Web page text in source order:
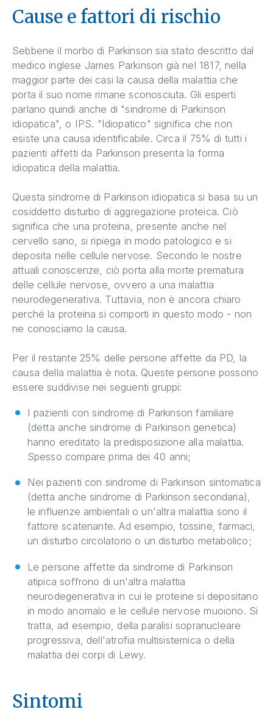
Cause e fattori di rischio
Sebbene il morbo di Parkinson sia stato descritto dal
medico inglese James Parkinson già nel 1817, nella
maggior parte dei casi la causa della malattia che
porta il suo nome rimane sconosciuta. Gli esperti
parlano quindi anche di "sindrome di Parkinson
idiopatica", o IPS. "Idiopatico" significa che non
esiste una causa identificabile. Circa il 75% di tutti i
pazienti affetti da Parkinson presenta la forma
idiopatica della malattia.
Questa sindrome di Parkinson idiopatica si basa su un
cosiddetto disturbo di aggregazione proteica. Ciò
significa che una proteina, presente anche nel
cervello sano, si ripiega in modo patologico e si
deposita nelle cellule nervose. Secondo le nostre
attuali conoscenze, ciò porta alla morte prematura
delle cellule nervose, ovvero a una malattia
neurodegenerativa. Tuttavia, non è ancora chiaro
perché la proteina si comporti in questo modo - non
ne conosciamo la causa.
Per il restante 25% delle persone affette da PD, la
causa della malattia è nota. Queste persone possono
essere suddivise nei seguenti gruppi:
I pazienti con sindrome di Parkinson familiare
(detta anche sindrome di Parkinson genetica)
hanno ereditato la predisposizione alla malattia.
Spesso compare prima dei 40 anni;
Nei pazienti con sindrome di Parkinson sintomatica
(detta anche sindrome di Parkinson secondaria),
le influenze ambientali o un'altra malattia sono il
fattore scatenante. Ad esempio, tossine, farmaci,
un disturbo circolatorio o un disturbo metabolico;
Le persone affette da sindrome di Parkinson
atipica soffrono di un'altra malattia
neurodegenerativa in cui le proteine si depositano
in modo anomalo e le cellule nervose muoiono. Si
tratta, ad esempio, della paralisi sopranucleare
progressiva, dell'atrofia multisistemica o della
malattia dei corpi di Lewy.
Sintomi